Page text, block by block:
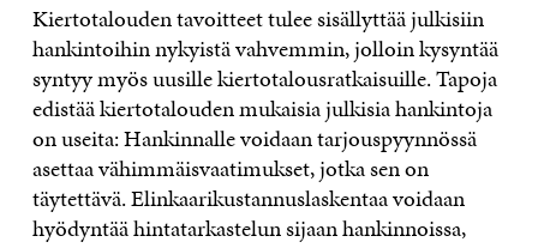
Kiertotalouden tavoitteet tulee sisällyttää julkisiin
hankintoihin nykyistä vahvemmin, jolloin kysyntää
syntyy myös uusille kiertotalousratkaisuille. Tapoja
edistää kiertotalouden mukaisia julkisia hankintoja
on useita: Hankinnalle voidaan tarjouspyynnössä
asettaa vähimmäisvaatimukset, jotka sen on
täytettävä. Elinkaarikustannuslaskentaa voidaan
hyödyntää hintatarkastelun sijaan hankinnoissa,